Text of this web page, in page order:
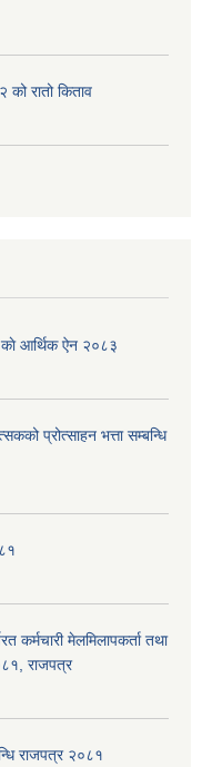
को रातो किताव
काे आर्थिक ऐन २०८३
प्रोत्साहन भत्ता सम्बन्धि
कर्मचारी मेलमिलापकर्ता तथा
राजपत्र
राजपत्र २०८१